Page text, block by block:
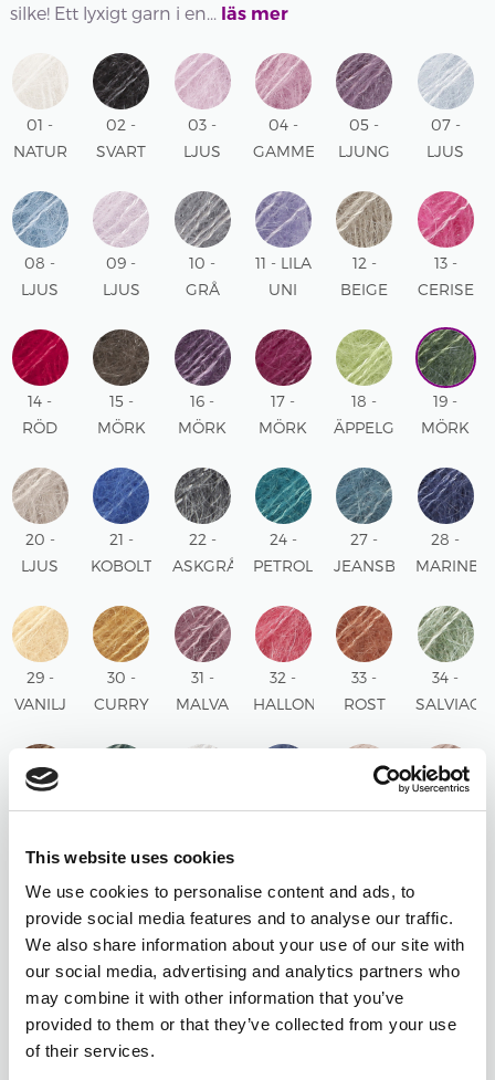
This website uses cookies
We use cookies to personalise content and ads, to
provide social media features and to analyse our traffic.
We also share information about your use of our site with
our social media, advertising and analytics partners who
may combine it with other information that you’ve
provided to them or that they’ve collected from your use
of their services.
silke! Ett lyxigt garn i en... läs mer
01 -
NATUR
02 -
SVART
03 -
LJUS
UNI
04 -
GAMMELROSA
05 -
LJUNG
07 -
LJUS
UNI
08 -
LJUS
UNI
09 -
LJUS
UNI
10 -
GRÅ
11 - LILA
UNI
12 -
BEIGE
13 -
CERISE
14 -
RÖD
15 -
MÖRK
UNI
16 -
MÖRK
UNI
17 -
MÖRK
UNI
18 -
ÄPPELGRÖN
19 -
MÖRK
UNI
20 -
LJUS
UNI
21 -
KOBOLTBLÅ
22 -
ASKGRÅ
24 -
PETROL
27 -
JEANSBLÅ
28 -
29 -
VANILJ
30 -
CURRY
31 -
MALVA
32 -
HALLON
33 -
ROST
34 -
35 -
UNI
37 -
UNI
38 -
UNI
39 -
UNI
40 -
41 -
42 -
MANDEL
UNI
44 -
MÅNSKEN
UNI
45 -
SOFT
MINT
UNI
46 -
KÖRSBÄR
SORBET
UNI
47 -
PISTAGEGLASS
UNI
48 -